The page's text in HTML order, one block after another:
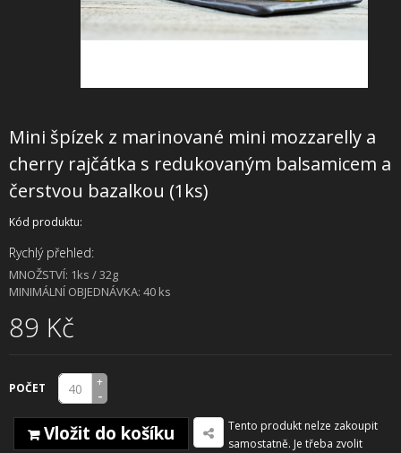
OBCHODNÍ PODMÍNKY
Mini špízek z marinované mini mozzarelly a
cherry rajčátka s redukovaným balsamicem a
čerstvou bazalkou (1ks)
Kód produktu:
Rychlý přehled:
MNOŽSTVÍ: 1ks / 32g
MINIMÁLNÍ OBJEDNÁVKA: 40 ks
89 Kč
POČET +
-
Vložit do košíku
Tento produkt nelze zakoupit
samostatně. Je třeba zvolit